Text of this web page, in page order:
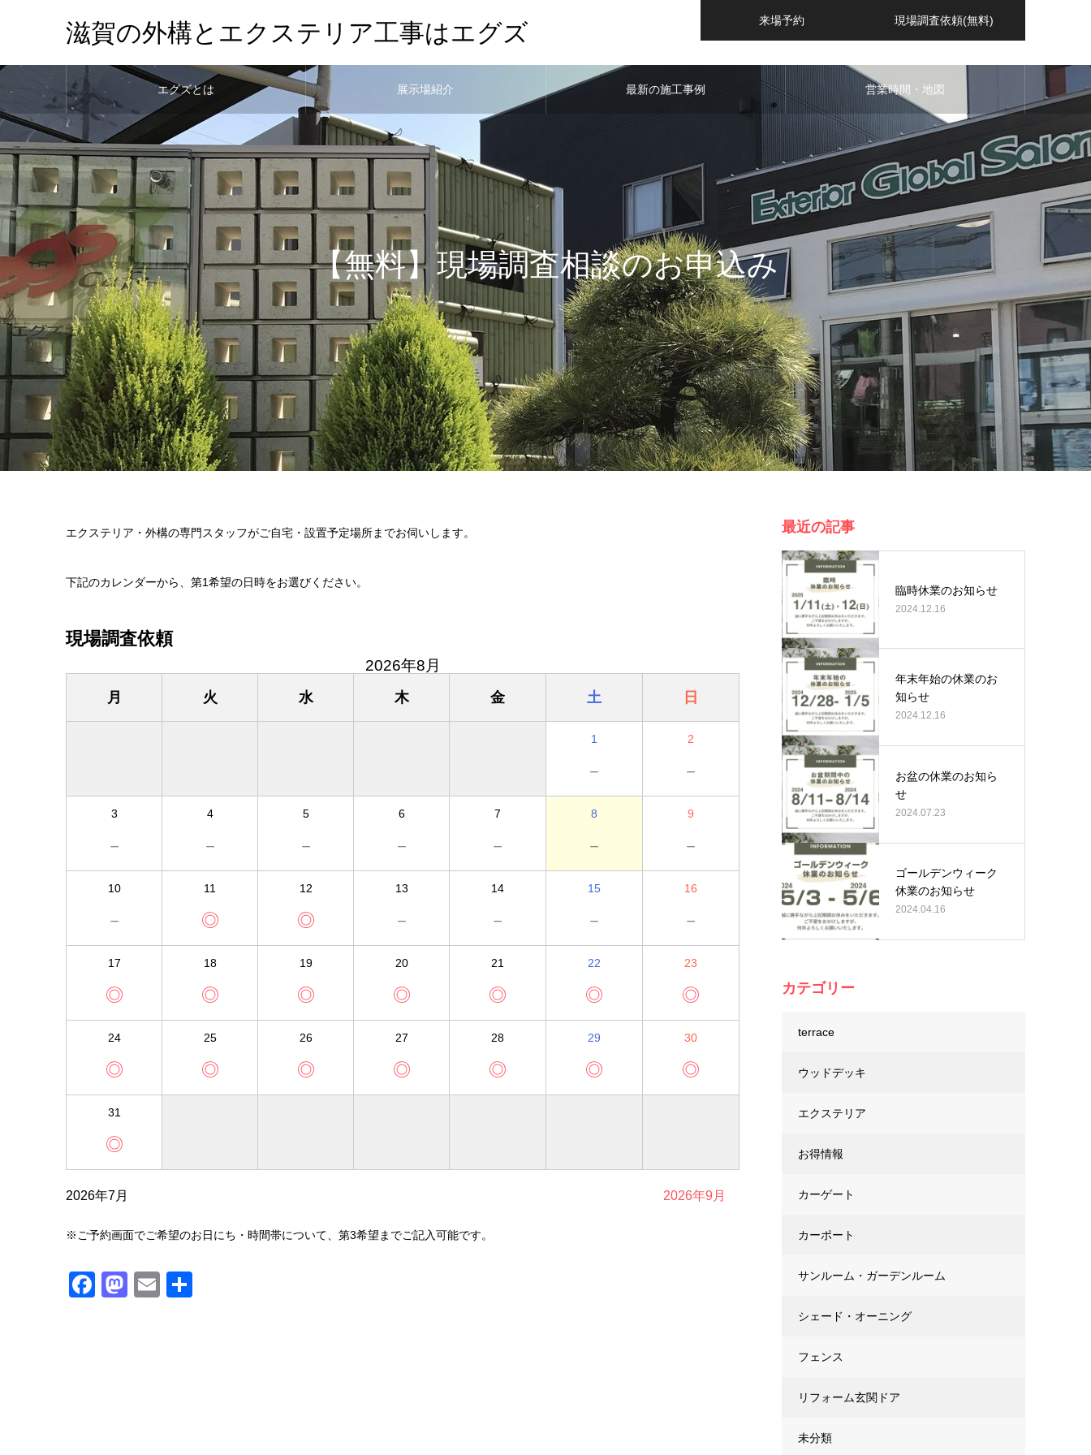
滋賀の外構とエクステリア工事はエグズ 来場予約 現場調査依頼(無料)
エグズとは 展示場紹介 最新の施工事例 営業時間・地図
【無料】現場調査相談のお申込み
エクステリア・外構の専門スタッフがご自宅・設置予定場所までお伺いします。
下記のカレンダーから、第1希望の日時をお選びください。
現場調査依頼
2026年8月
月 火 水 木 金 土 日
1
－
2
－
3
－
4
－
5
－
6
－
7
－
8
－
9
－
10
－
11
◎
12
◎
13
－
14
－
15
－
16
－
17
◎
18
◎
19
◎
20
◎
21
◎
22
◎
23
◎
24
◎
25
◎
26
◎
27
◎
28
◎
29
◎
30
◎
31
◎
2026年7月 2026年9月
※ご予約画面でご希望のお日にち・時間帯について、第3希望までご記入可能です。
Facebook
Mastodon
Email
最近の記事
臨時休業のお知らせ
2024.12.16
年末年始の休業のお
知らせ
2024.12.16
お盆の休業のお知ら
せ
2024.07.23
ゴールデンウィーク
休業のお知らせ
2024.04.16
カテゴリー
terrace
ウッドデッキ
エクステリア
お得情報
カーゲート
カーポート
サンルーム・ガーデンルーム
シェード・オーニング
フェンス
リフォーム玄関ドア
未分類